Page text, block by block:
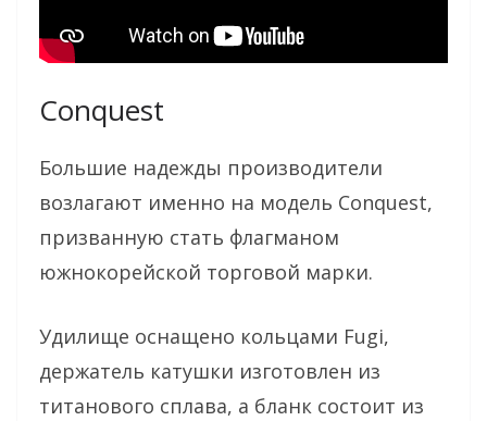
Conquest
Большие надежды производители
возлагают именно на модель Conquest,
призванную стать флагманом
южнокорейской торговой марки.
Удилище оснащено кольцами Fugi,
держатель катушки изготовлен из
титанового сплава, а бланк состоит из